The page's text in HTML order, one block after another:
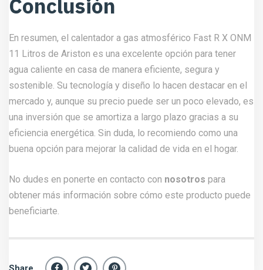
Conclusión
En resumen, el calentador a gas atmosférico Fast R X ONM
11 Litros de Ariston es una excelente opción para tener
agua caliente en casa de manera eficiente, segura y
sostenible. Su tecnología y diseño lo hacen destacar en el
mercado y, aunque su precio puede ser un poco elevado, es
una inversión que se amortiza a largo plazo gracias a su
eficiencia energética. Sin duda, lo recomiendo como una
buena opción para mejorar la calidad de vida en el hogar.
No dudes en ponerte en contacto con nosotros para
obtener más información sobre cómo este producto puede
beneficiarte.